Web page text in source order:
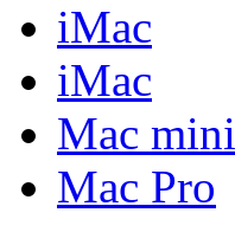
iMac
iMac
Mac mini
Mac Pro